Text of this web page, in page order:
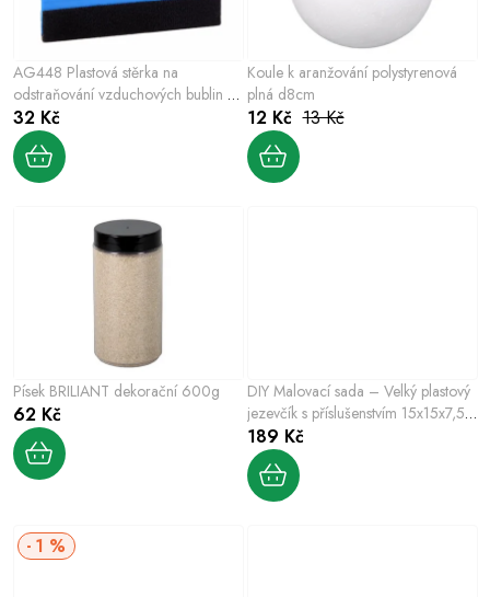
d
u
k
t
r
o
d
u
k
AG448 Plastová stěrka na
odstraňování vzduchových bublin po
nanesení samolepících fólií
32 Kč
Koule k aranžování polystyrenová
plná d8cm
12 Kč 13 Kč
Písek BRILIANT dekorační 600g
62 Kč
DIY Malovací sada – Velký plastový
jezevčík s příslušenstvím 15x15x7,5
cm
189 Kč
1 %